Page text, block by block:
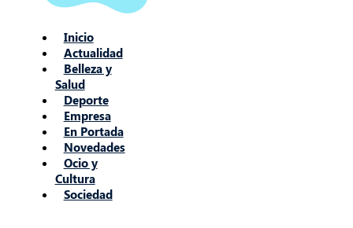
Inicio
Actualidad
Belleza y
Salud
Deporte
Empresa
En Portada
Novedades
Ocio y
Cultura
Sociedad